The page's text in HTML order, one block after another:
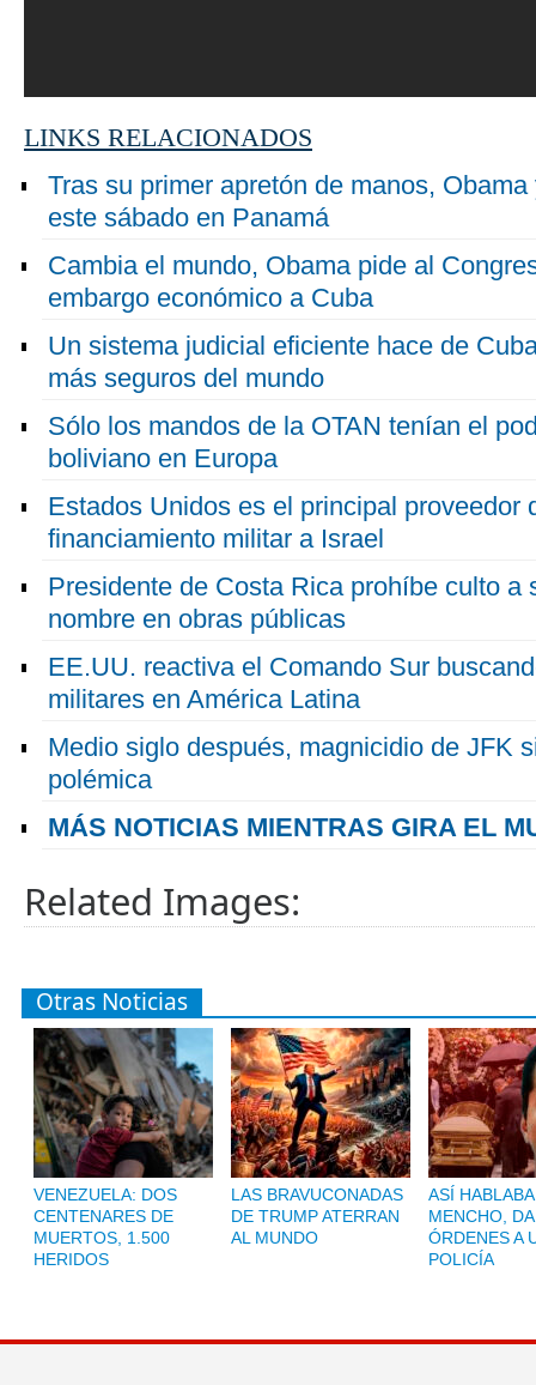
LINKS RELACIONADOS
Tras su primer apretón de manos,
este sábado en Panamá
Cambia el mundo, Obama pide al
embargo económico a Cuba
Un sistema judicial eficiente hace de
más seguros del mundo
Sólo los mandos de la OTAN tenían el
boliviano en Europa
Estados Unidos es el principal proveedor
financiamiento militar a Israel
Presidente de Costa Rica prohíbe culto a
nombre en obras públicas
EE.UU. reactiva el Comando Sur
militares en América Latina
Medio siglo después, magnicidio de JFK
polémica
MÁS NOTICIAS MIENTRAS GIRA EL
Related Images:
Otras Noticias
VENEZUELA: DOS
CENTENARES DE
MUERTOS, 1.500
HERIDOS
LAS BRAVUCONADAS
DE TRUMP ATERRAN
AL MUNDO
ASÍ
MENCHO,
ÓRDENES A
POLICÍA